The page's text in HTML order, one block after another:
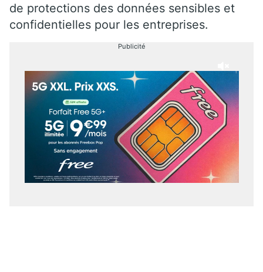
de protections des données sensibles et
confidentielles pour les entreprises.
Publicité